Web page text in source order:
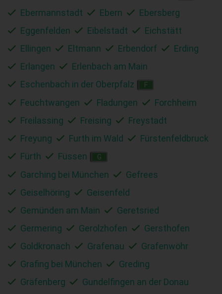
Ebermannstadt Ebern
Ebersberg
Eggenfelden
Eibelstadt
Eichstätt
Ellingen
Eltmann Erbendorf
Erding
Erlangen
Erlenbach am Main
Eschenbach in der Oberpfalz
F
Feuchtwangen Fladungen
Forchheim
Freilassing
Freising
Freystadt
Freyung
Furth im Wald
Fürstenfeldbruck
Fürth
Füssen G
Garching bei München
Gefrees
Geiselhöring
Geisenfeld
Gemünden am Main
Geretsried
Germering
Gerolzhofen
Gersthofen
Goldkronach
Grafenau
Grafenwöhr
Grafing bei München
Greding
Gräfenberg
Gundelfingen an der Donau